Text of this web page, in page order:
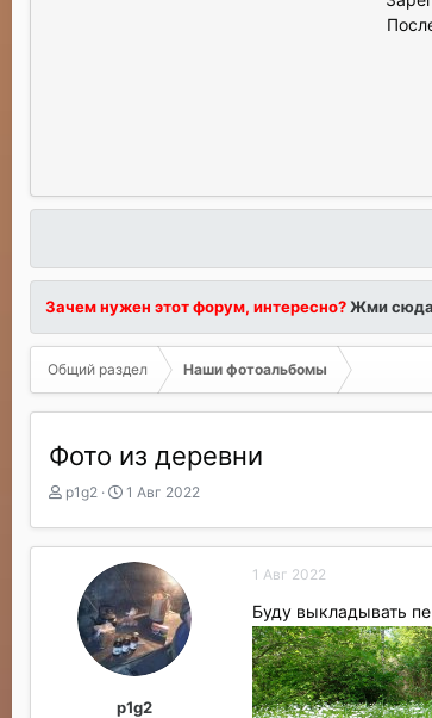
Зачем нужен этот форум, интересно?Жми
Общий раздел Наши фотоальбомы
Фото из деревни
А
т
p1g2
Д
т
н
а
ч
а
л
1 Авг 2022
p1g2
1 Авг 2022
Буду выкладывать